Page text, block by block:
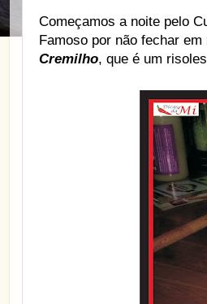
Começamos a noite pelo
Famoso por não fechar
Cremilho, que é um